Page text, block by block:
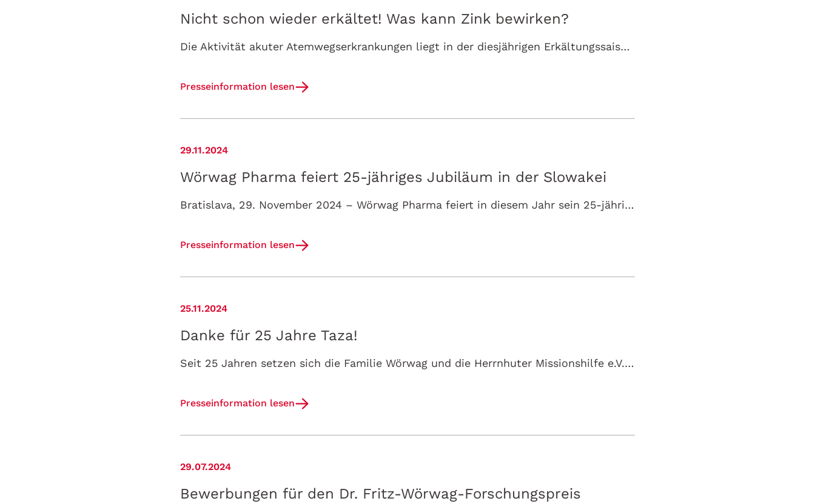
Nicht schon wieder erkältet! Was kann Zink bewirken?
Die Aktivität akuter Atemwegserkrankungen liegt in der diesjährigen Erkältungssaison auf einem hohen Niveau. Oft unterschätzt: Ein Mangel an dem…
Presseinformation lesen
29.11.2024
Wörwag Pharma feiert 25-jähriges Jubiläum in der Slowakei
Bratislava, 29. November 2024 – Wörwag Pharma feiert in diesem Jahr sein 25-jähriges Bestehen auf dem slowakischen Markt. CEO Lucia Frzonová blickt…
Presseinformation lesen
25.11.2024
Danke für 25 Jahre Taza!
Seit 25 Jahren setzen sich die Familie Wörwag und die Herrnhuter Missionshilfe e.V. für Bildung und den Kampf gegen Armut in Tansania ein. Im Jahr…
Presseinformation lesen
29.07.2024
Bewerbungen für den Dr. Fritz-Wörwag-Forschungspreis